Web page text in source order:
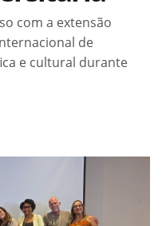
com a extensão
de
e cultural durante